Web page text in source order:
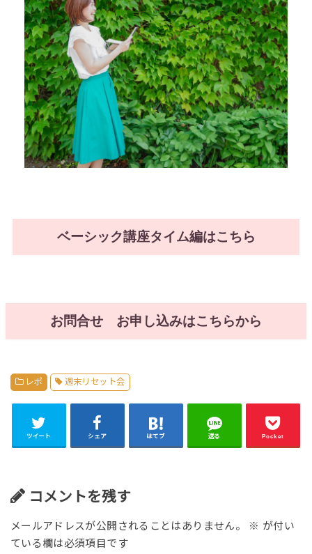
ベーシック講座タイム編はこちら
お問合せ お申し込みはこちらから
レポ 週末リセット会
ツイート シェア はてブ 送る Pocket
コメントを残す
メールアドレスが公開されることはありません。 ※ が付い
ている欄は必須項目です